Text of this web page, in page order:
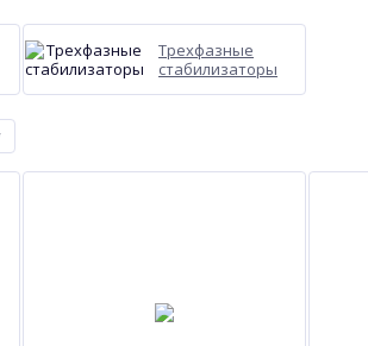
Трехфазные
стабилизаторы